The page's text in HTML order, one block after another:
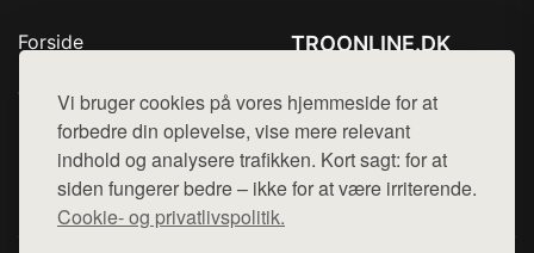
Vi bruger cookies på vores hjemmeside for at
forbedre din oplevelse, vise mere relevant
indhold og analysere trafikken. Kort sagt: for at
siden fungerer bedre – ikke for at være irriterende.
Cookie- og privatlivspolitik.
Forside
Top Rabatter
Blog
Kontakt
TROONLINE.DK
Mail: hej@want.dk
Cookie- og privatlivspolitik